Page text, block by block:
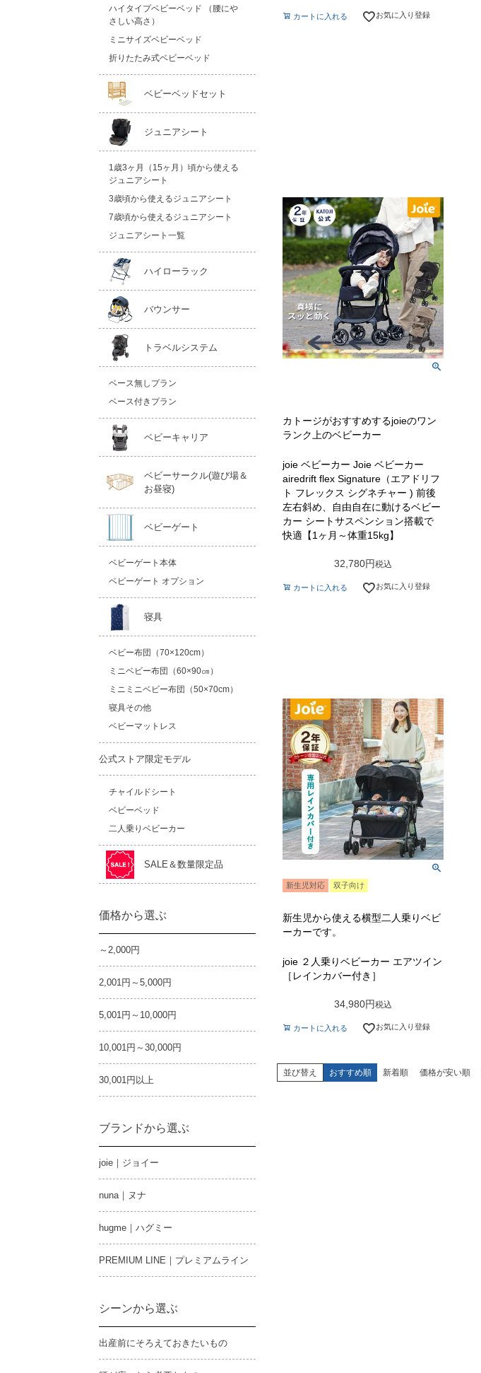
ハイタイプベビーベッド （腰にや
さしい高さ）
ミニサイズベビーベッド
折りたたみ式ベビーベッド
ベビーベッドセット
ジュニアシート
1歳3ヶ月（15ヶ月）頃から使える
ジュニアシート
3歳頃から使えるジュニアシート
7歳頃から使えるジュニアシート
ジュニアシート一覧
ハイローラック
バウンサー
トラベルシステム
ベース無しプラン
ベース付きプラン
ベビーキャリア
ベビーサークル(遊び場＆
お昼寝)
ベビーゲート
ベビーゲート本体
ベビーゲート オプション
寝具
ベビー布団（70×120cm）
ミニベビー布団（60×90㎝）
ミニミニベビー布団（50×70cm）
寝具その他
ベビーマットレス
公式ストア限定モデル
チャイルドシート
ベビーベッド
二人乗りベビーカー
SALE＆数量限定品
価格から選ぶ
～2,000円
2,001円～5,000円
5,001円～10,000円
10,001円～30,000円
30,001円以上
ブランドから選ぶ
joie｜ジョイー
nuna｜ヌナ
hugme｜ハグミー
PREMIUM LINE｜プレミアムライン
シーンから選ぶ
出産前にそろえておきたいもの
カートに入れる お気に入り登録
カトージがおすすめするjoieのワン
ランク上のベビーカー
joie ベビーカー Joie ベビーカー
airedrift flex Signature（エアドリフ
ト フレックス シグネチャー ) 前後
左右斜め、自由自在に動けるベビー
カー シートサスペンション搭載で
快適【1ヶ月～体重15kg】
32,780 税込
カートに入れる お気に入り登録
新生児対応 双子向け
新生児から使える横型二人乗りベビ
ーカーです。
joie ２人乗りベビーカー エアツイン
［レインカバー付き］
34,980 税込
カートに入れる お気に入り登録
並び替え おすすめ順 新着順 価格が安い順